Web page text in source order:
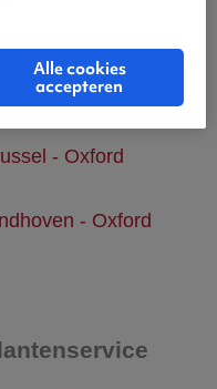
- Oxford
- Oxford
Alle cookies
accepteren